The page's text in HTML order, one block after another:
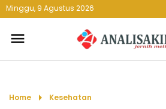
Minggu, 9 Agustus 2026
menu
Home arrow_right Kesehatan